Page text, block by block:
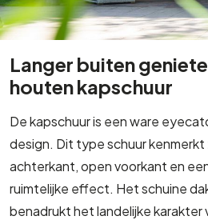
Langer buiten
houten kapschuur
De kapschuur is een ware
design. Dit type schuur
achterkant, open voorkant en
ruimtelijke effect. Het schuine
benadrukt het landelijke karakter